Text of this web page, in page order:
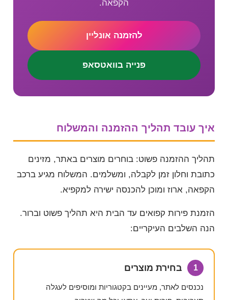
הקפאה.
להזמנה אונליין
פנייה בוואטסאפ
איך עובד תהליך ההזמנה והמשלוח
תהליך ההזמנה פשוט: בוחרים מוצרים באתר, מזינים
כתובת וחלון זמן לקבלה, ומשלמים. המשלוח מגיע ברכב
הקפאה, ארוז ומוכן להכנסה ישירה למקפיא.
הזמנת פירות קפואים עד הבית היא תהליך פשוט וברור.
הנה השלבים העיקריים:
1 בחירת מוצרים
נכנסים לאתר, מעיינים בקטגוריות ומוסיפים לעגלה